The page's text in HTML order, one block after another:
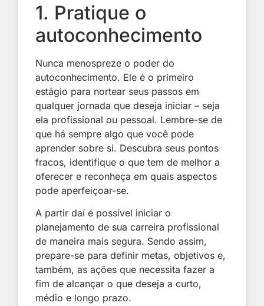
1. Pratique o
autoconhecimento
Nunca menospreze o poder do
autoconhecimento. Ele é o primeiro
estágio para nortear seus passos em
qualquer jornada que deseja iniciar – seja
ela profissional ou pessoal. Lembre-se de
que há sempre algo que você pode
aprender sobre si. Descubra seus pontos
fracos, identifique o que tem de melhor a
oferecer e reconheça em quais aspectos
pode aperfeiçoar-se.
A partir daí é possível iniciar o
planejamento de sua carreira profissional
de maneira mais segura. Sendo assim,
prepare-se para definir metas, objetivos e,
também, as ações que necessita fazer a
fim de alcançar o que deseja a curto,
médio e longo prazo.